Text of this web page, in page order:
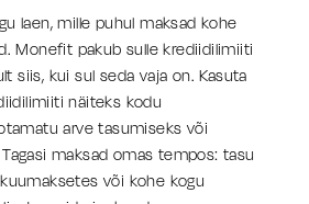
laen, mille puhul maksad kohe
Monefit pakub sulle krediidilimiiti
siis, kui sul seda vaja on. Kasuta
näiteks kodu
arve tasumiseks või
maksad omas tempos: tasu
või kohe kogu